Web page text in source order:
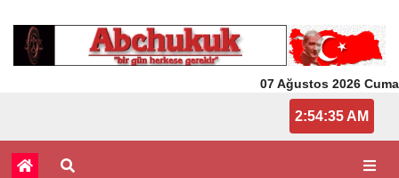
07 Ağustos 2026 Cuma
2:54:35 AM